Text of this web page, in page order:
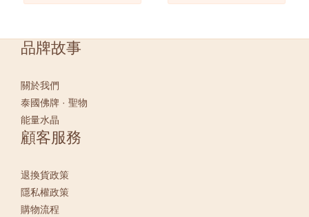
品牌故事
關於我們
泰國佛牌 · 聖物
能量水晶
顧客服務
退換貨政策
隱私權政策
購物流程